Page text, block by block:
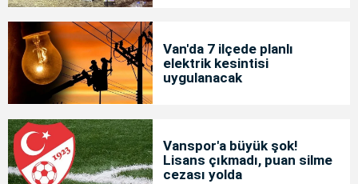
Van'da 7 ilçede planlı
elektrik kesintisi
uygulanacak
Vanspor'a büyük şok!
Lisans çıkmadı, puan silme
cezası yolda